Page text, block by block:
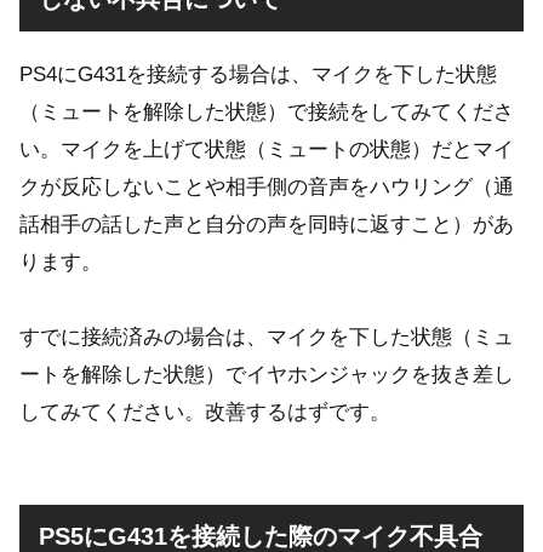
PS4にG431を接続する場合は、マイクを下した状態
（ミュートを解除した状態）で接続をしてみてくださ
い。マイクを上げて状態（ミュートの状態）だとマイ
クが反応しないことや相手側の音声をハウリング（通
話相手の話した声と自分の声を同時に返すこと）があ
ります。
すでに接続済みの場合は、マイクを下した状態（ミュ
ートを解除した状態）でイヤホンジャックを抜き差し
してみてください。改善するはずです。
PS5にG431を接続した際のマイク不具合